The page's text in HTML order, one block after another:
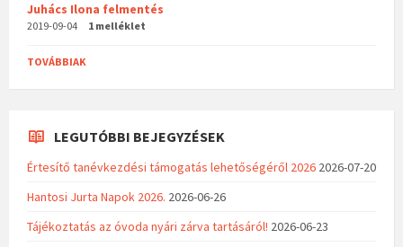
Juhács Ilona felmentés
2019-09-04 1 melléklet
TOVÁBBIAK
LEGUTÓBBI BEJEGYZÉSEK
Értesítő tanévkezdési támogatás lehetőségéről 2026 2026-07-20
Hantosi Jurta Napok 2026. 2026-06-26
Tájékoztatás az óvoda nyári zárva tartásáról! 2026-06-23